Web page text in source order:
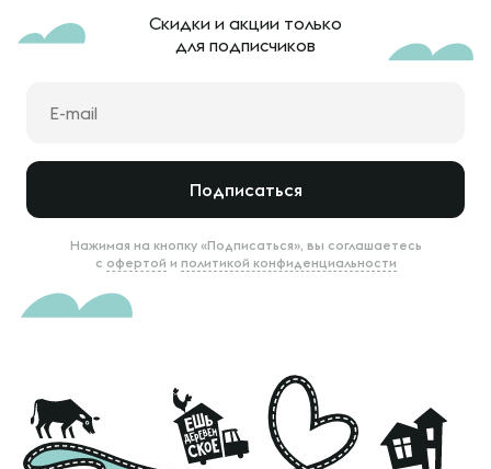
Скидки и акции только
для подписчиков
Подписаться
Нажимая на кнопку «Подписаться», вы соглашаетесь
с офертой и политикой конфиденциальности